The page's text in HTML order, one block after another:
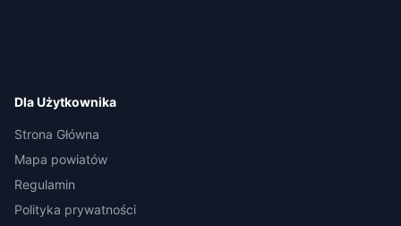
Dla Użytkownika
Strona Główna
Mapa powiatów
Regulamin
Polityka prywatności